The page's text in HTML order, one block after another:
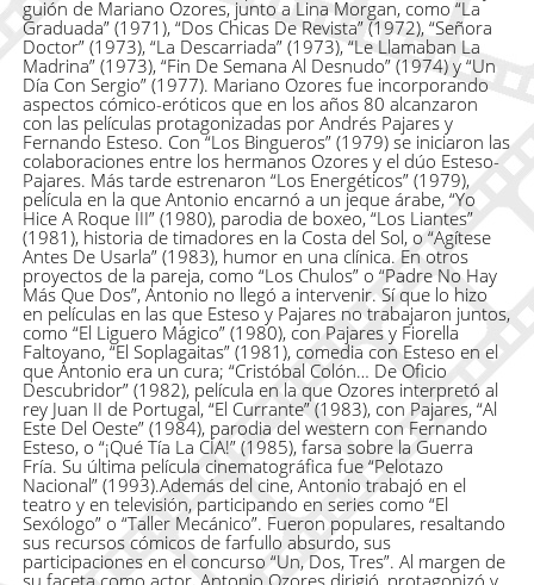
guión de Mariano Ozores, junto a Lina Morgan, como “La
Graduada” (1971), “Dos Chicas De Revista” (1972), “Señora
Doctor” (1973), “La Descarriada” (1973), “Le Llamaban La
Madrina” (1973), “Fin De Semana Al Desnudo” (1974) y “Un
Día Con Sergio” (1977). Mariano Ozores fue incorporando
aspectos cómico-eróticos que en los años 80 alcanzaron
con las películas protagonizadas por Andrés Pajares y
Fernando Esteso. Con “Los Bingueros” (1979) se iniciaron las
colaboraciones entre los hermanos Ozores y el dúo Esteso-
Pajares. Más tarde estrenaron “Los Energéticos” (1979),
película en la que Antonio encarnó a un jeque árabe, “Yo
Hice A Roque III” (1980), parodia de boxeo, “Los Liantes”
(1981), historia de timadores en la Costa del Sol, o “Agítese
Antes De Usarla” (1983), humor en una clínica. En otros
proyectos de la pareja, como “Los Chulos” o “Padre No Hay
Más Que Dos”, Antonio no llegó a intervenir. Sí que lo hizo
en películas en las que Esteso y Pajares no trabajaron juntos,
como “El Liguero Mágico” (1980), con Pajares y Fiorella
Faltoyano, “El Soplagaitas” (1981), comedia con Esteso en el
que Antonio era un cura; “Cristóbal Colón… De Oficio
Descubridor” (1982), película en la que Ozores interpretó al
rey Juan II de Portugal, “El Currante” (1983), con Pajares, “Al
Este Del Oeste” (1984), parodia del western con Fernando
Esteso, o “¡Qué Tía La CÍA!” (1985), farsa sobre la Guerra
Fría. Su última película cinematográfica fue “Pelotazo
Nacional” (1993).Además del cine, Antonio trabajó en el
teatro y en televisión, participando en series como “El
Sexólogo” o “Taller Mecánico”. Fueron populares, resaltando
sus recursos cómicos de farfullo absurdo, sus
participaciones en el concurso “Un, Dos, Tres”. Al margen de